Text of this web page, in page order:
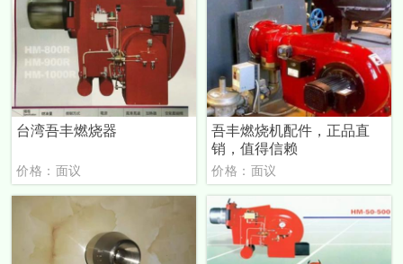
台湾吾丰燃烧器
价格：面议
吾丰燃烧机配件，正品直
销，值得信赖
价格：面议